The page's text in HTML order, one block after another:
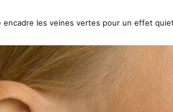
encadre les veines vertes pour un effet